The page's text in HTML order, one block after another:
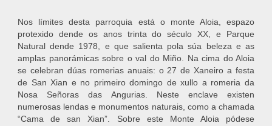
Nos límites desta parroquia está o monte Aloia, espazo
protexido dende os anos trinta do século XX, e Parque
Natural dende 1978, e que salienta pola súa beleza e as
amplas panorámicas sobre o val do Miño. Na cima do Aloia
se celebran dúas romerias anuais: o 27 de Xaneiro a festa
de San Xian e no primeiro domingo de xullo a romeria da
Nosa Señoras das Angurias. Neste enclave existen
numerosas lendas e monumentos naturais, como a chamada
“Cama de san Xian”. Sobre este Monte Aloia pódese